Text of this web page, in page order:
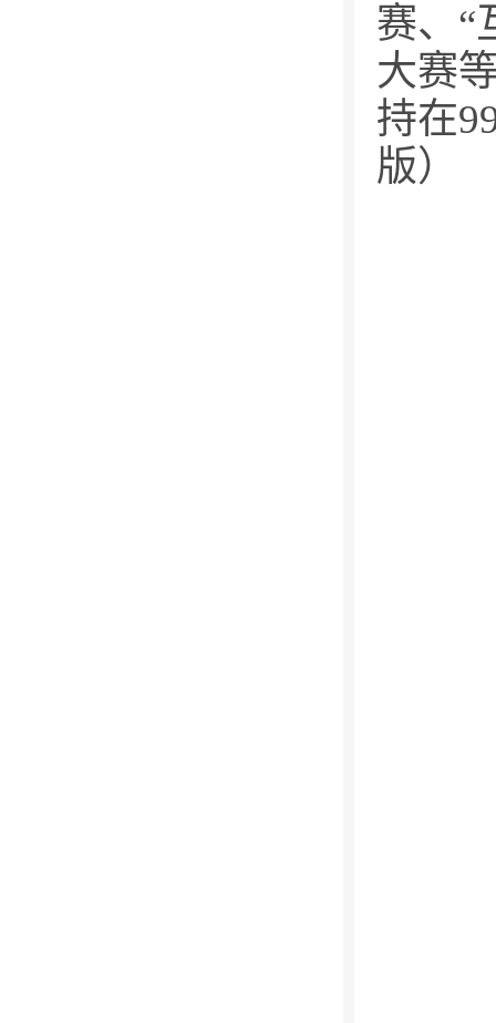
赛、“
大赛
持在
版）